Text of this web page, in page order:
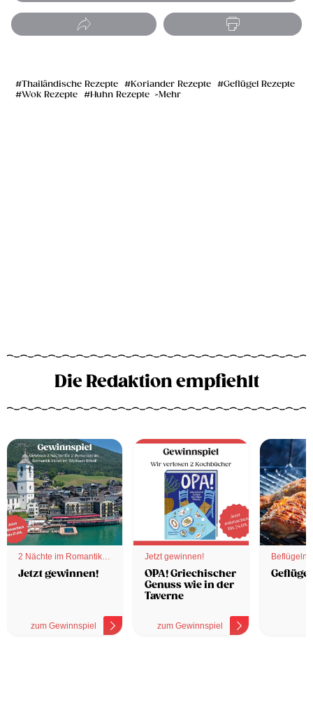
Thailändische Rezepte Koriander Rezepte
Geflügel Rezepte
Wok Rezepte
Huhn Rezepte Mehr
Die Redaktion empfiehlt
2 Nächte im Romantik
Hotel
Jetzt gewinnen!
zum Gewinnspiel
Jetzt gewinnen!
OPA! Griechischer
Genuss wie in der
Taverne
zum Gewinnspiel